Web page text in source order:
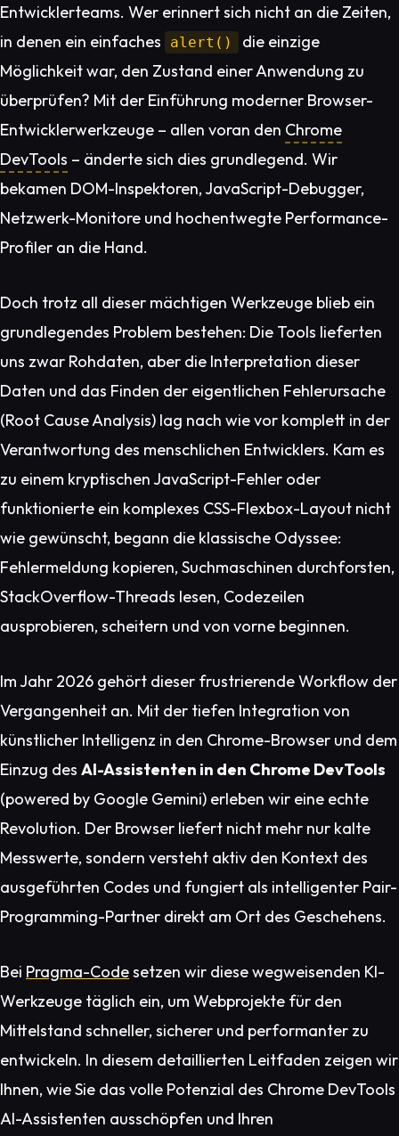
Entwicklerteams. Wer erinnert sich nicht an die Zeiten,
in denen ein einfaches
alert()
die einzige
Möglichkeit war, den Zustand einer Anwendung zu
überprüfen? Mit der Einführung moderner Browser-
Entwicklerwerkzeuge – allen voran den Chrome
DevTools – änderte sich dies grundlegend. Wir
bekamen DOM-Inspektoren, JavaScript-Debugger,
Netzwerk-Monitore und hochentwegte Performance-
Profiler an die Hand.
Doch trotz all dieser mächtigen Werkzeuge blieb ein
grundlegendes Problem bestehen: Die Tools lieferten
uns zwar Rohdaten, aber die Interpretation dieser
Daten und das Finden der eigentlichen Fehlerursache
(Root Cause Analysis) lag nach wie vor komplett in der
Verantwortung des menschlichen Entwicklers. Kam es
zu einem kryptischen JavaScript-Fehler oder
funktionierte ein komplexes CSS-Flexbox-Layout nicht
wie gewünscht, begann die klassische Odyssee:
Fehlermeldung kopieren, Suchmaschinen durchforsten,
StackOverflow-Threads lesen, Codezeilen
ausprobieren, scheitern und von vorne beginnen.
Im Jahr 2026 gehört dieser frustrierende Workflow der
Vergangenheit an. Mit der tiefen Integration von
künstlicher Intelligenz in den Chrome-Browser und dem
Einzug des AI-Assistenten in den Chrome DevTools
(powered by Google Gemini) erleben wir eine echte
Revolution. Der Browser liefert nicht mehr nur kalte
Messwerte, sondern versteht aktiv den Kontext des
ausgeführten Codes und fungiert als intelligenter Pair-
Programming-Partner direkt am Ort des Geschehens.
Bei Pragma-Codesetzen wir diese wegweisenden KI-
Werkzeuge täglich ein, um Webprojekte für den
Mittelstand schneller, sicherer und performanter zu
entwickeln. In diesem detaillierten Leitfaden zeigen wir
Ihnen, wie Sie das volle Potenzial des Chrome DevTools
AI-Assistenten ausschöpfen und Ihren